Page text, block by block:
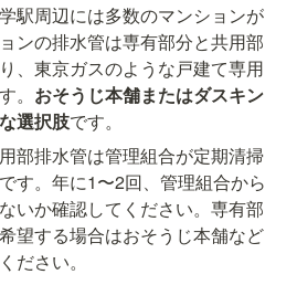
駅周辺には多数のマンションが
ンの排水管は専有部分と共用部
、東京ガスのような戸建て専用
。 おそうじ本舗またはダスキン
選択肢です。
部排水管は管理組合が定期清掃
す。年に1〜2回、管理組合から
いか確認してください。専有部
望する場合はおそうじ本舗など
ださい。